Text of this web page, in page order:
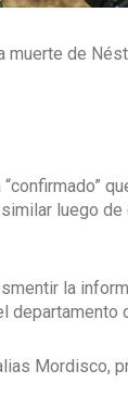
de
luego
la
departamento
Mordisco,